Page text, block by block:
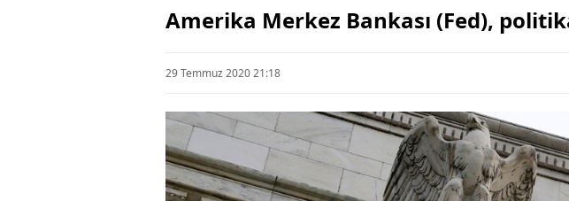
Amerika Merkez Bankası (Fed),
29 Temmuz 2020 21:18